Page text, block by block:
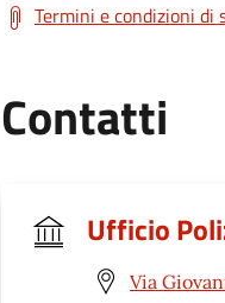
Termini e condizioni di
Contatti
Ufficio
Via